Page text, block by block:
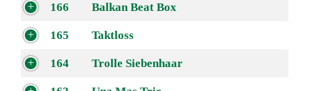
166 Balkan Beat Box
165 Taktloss
164 Trolle Siebenhaar